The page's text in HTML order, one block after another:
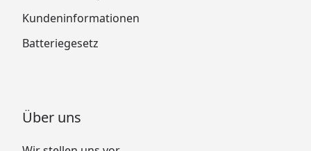
Kundeninformationen
Batteriegesetz
Über uns